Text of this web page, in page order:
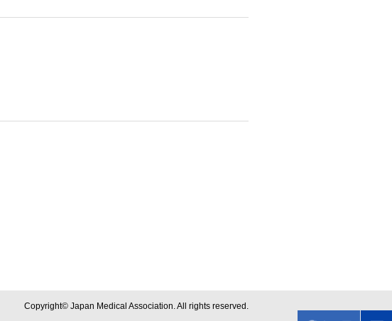
Copyright© Japan Medical Association. All rights reserved.